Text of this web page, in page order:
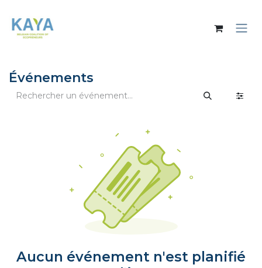
Événements
Aucun événement n'est planifié